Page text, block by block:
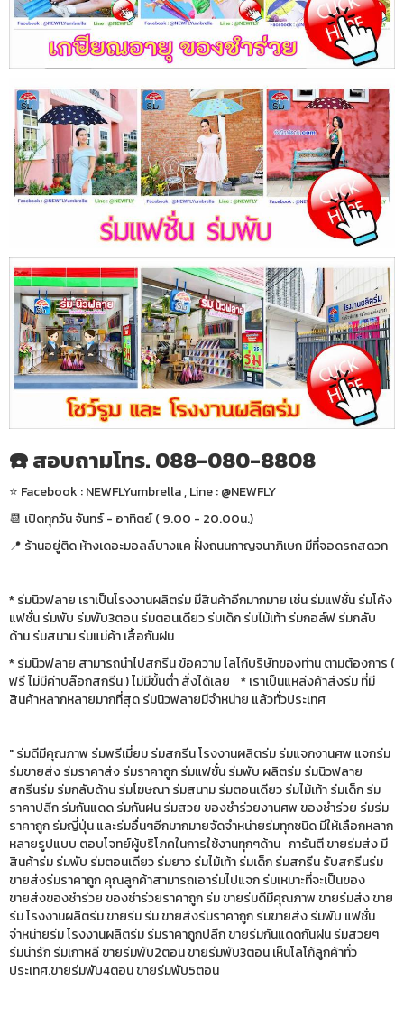
☎️ สอบถามโทร. 088-080-8808
⭐️ Facebook : NEWFLYumbrella , Line : @NEWFLY
📆 เปิดทุกวัน จันทร์ - อาทิตย์ ( 9.00 - 20.00น.)
📍 ร้านอยู่ติด ห้างเดอะมอลล์บางแค ฝั่งถนนกาญจนาภิเษก มีที่จอดรถสดวก
* ร่มนิวฟลาย เราเป็นโรงงานผลิตร่ม มีสินค้าอีกมากมาย เช่น ร่มแฟชั่น ร่มโค้ง
แฟชั่น ร่มพับ ร่มพับ3ตอน ร่มตอนเดียว ร่มเด็ก ร่มไม้เท้า ร่มกอล์ฟ ร่มกลับ
ด้าน ร่มสนาม ร่มแม่ค้า เสื้อกันฝน
* ร่มนิวฟลาย สามารถนำไปสกรีน ข้อความ โลโก้บริษัทของท่าน ตามต้องการ (
ฟรี ไม่มีค่าบล๊อกสกรีน ) ไม่มีขั้นต่ำ สั่งได้เลย * เราเป็นแหล่งค้าส่งร่ม ที่มี
สินค้าหลากหลายมากที่สุด ร่มนิวฟลายมีจำหน่าย แล้วทั่วประเทศ
" ร่มดีมีคุณภาพ ร่มพรีเมี่ยม ร่มสกรีน โรงงานผลิตร่ม ร่มแจกงานศพ แจกร่ม
ร่มขายส่ง ร่มราคาส่ง ร่มราคาถูก ร่มแฟชั่น ร่มพับ ผลิตร่ม ร่มนิวฟลาย
สกรีนร่ม ร่มกลับด้าน ร่มโฆษณา ร่มสนาม ร่มตอนเดียว ร่มไม้เท้า ร่มเด็ก ร่ม
ราคาปลีก ร่มกันแดด ร่มกันฝน ร่มสวย ของชำร่วยงานศพ ของชำร่วย ร่มร่ม
ราคาถูก ร่มญี่ปุ่น และร่มอื่นๆอีกมากมายจัดจำหน่ายร่มทุกชนิด มีให้เลือกหลาก
หลายรูปแบบ ตอบโจทย์ผู้บริโภคในการใช้งานทุกๆด้าน การันตี ขายร่มส่ง มี
สินค้าร่ม ร่มพับ ร่มตอนเดียว ร่มยาว ร่มไม้เท้า ร่มเด็ก ร่มสกรีน รับสกรีนร่ม
ขายส่งร่มราคาถูก คุณลูกค้าสามารถเอาร่มไปแจก ร่มเหมาะที่จะเป็นของ
ขายส่งของชำร่วย ของชำร่วยราคาถูก ร่ม ขายร่มดีมีคุณภาพ ขายร่มส่ง ขาย
ร่ม โรงงานผลิตร่ม ขายร่ม ร่ม ขายส่งร่มราคาถูก ร่มขายส่ง ร่มพับ แฟชั่น
จำหน่ายร่ม โรงงานผลิตร่ม ร่มราคาถูกปลีก ขายร่มกันแดดกันฝน ร่มสวยๆ
ร่มน่ารัก ร่มเกาหลี ขายร่มพับ2ตอน ขายร่มพับ3ตอน เห็นโลโก้ลูกค้าทั่ว
ประเทศ.ขายร่มพับ4ตอน ขายร่มพับ5ตอน